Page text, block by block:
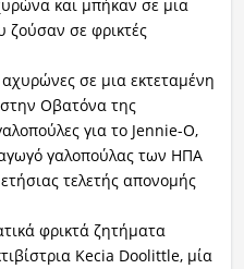
και μπήκαν σε μια
σε φρικτές
σε μια εκτεταμένη
Οβατόνα της
για το Jennie-O,
γαλοπούλας των ΗΠΑ
τελετής απονομής
φρικτά ζητήματα
Kecia Doolittle, μία